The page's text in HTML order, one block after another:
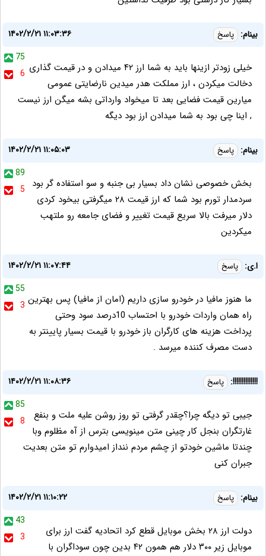
بینام: پاسخ
۱۴۰۲/۲/۲۱ ۱۱:۰۳:۳۶
75
6 خیلی زودتر ازینها باید به شما ارز ۴۲ میدادن و در قیمت گذاری
دخالت میکردن ، ارز مملکت هدر میدین نارضایتی عمومی
میارین قیمت فضایی بعد تا میخواد وارداتی بشه میگن ارز نیست
, اینا چی بود به شما میدادن ارز بود دیگه
بینام: پاسخ
۱۴۰۲/۲/۲۱ ۱۱:۰۵:۰۳
89
5
بخش خصوصی نشان داد بسیار بی جنبه و سو استفاده گر بود
سردمدار تورم بود شما که ارز قیمت ۲۸ میگرفتی بیخود کردی
دلار میرفت بالا سریع قیمت تغییر و فضای جامعه رو ملتهب
میکردین
ا.ی: پاسخ
۱۴۰۲/۲/۲۱ ۱۱:۰۷:۴۴
55
3 ما هنوز مافیا در خودرو سازی داریم (امان از مافیا) پس بهترین
راه همان واردات خودرو با احتساب 10درصد سود وحتی
پرداخت هزینه های کارگران باز خودرو با قیمت بسیار پایینتر به
دست مصرف کننده میرسد .
!!!!!!!!!!!!!!: پاسخ
۱۴۰۲/۲/۲۱ ۱۱:۰۸:۳۶
85
8
جیبی تو دیگه چرا؟چقدر گرفتی تو روز روشن علیه ملت و بنفع
غارتگران بنجل کار چینی متن مینویسی بترس از آه مظلوم وبا
چندتا ماشین خودتو از چشم مردم ننداز امیدوارم تو متن بعدیت
جبران کنی
بینام: پاسخ
۱۴۰۲/۲/۲۱ ۱۱:۱۰:۲۲
43
3
دولت ارز ۲۸ بخش موبایل قطع کرد اتحادیه گفت ارز برای
موبایل زیر ۳۰۰ دلار هم همون ۴۲ بدین چون سوداگران با